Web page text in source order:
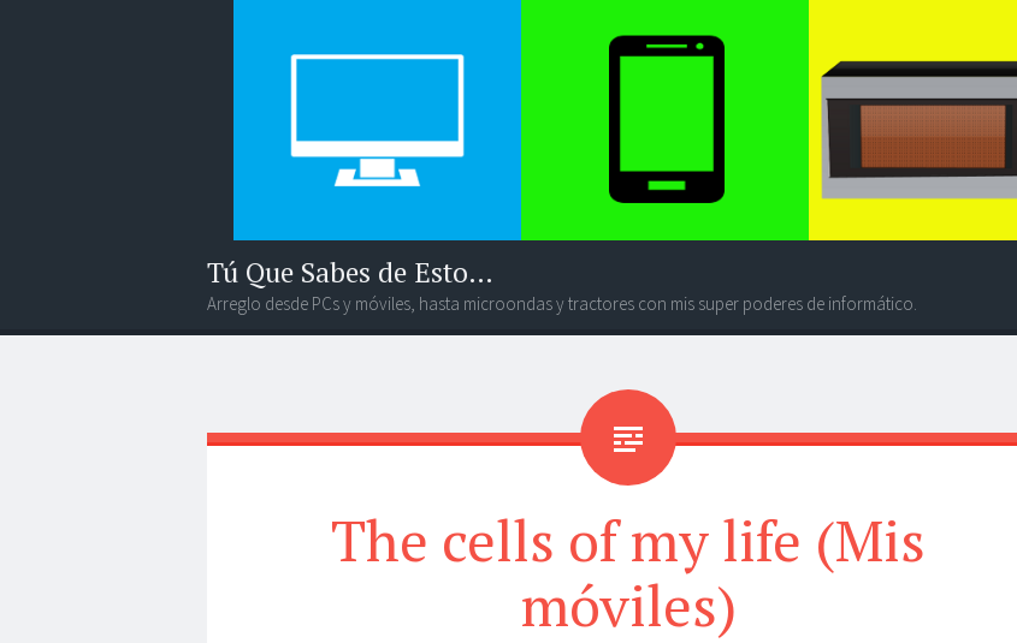
Tú Que Sabes de Esto…
Arreglo desde PCs y móviles, hasta microondas y tractores con mis super poderes de informático.
Menú
Widgets
Buscar
The cells of my life (Mis
móviles)